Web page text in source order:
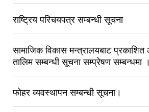
राष्ट्रिय परिचयपत्र सम्बन्धी सूचना
सामाजिक विकास मन्त्रालयबाट प्रकाशित
तालिम सम्बन्धी सूचना सम्प्रेषण सम्बन्धमा ।
फोहर व्यवस्थापन सम्बन्धी सूचना।